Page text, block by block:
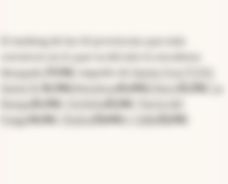
El ranking de las 10 provincias que más
Neuquén
, seguido de
Fuego